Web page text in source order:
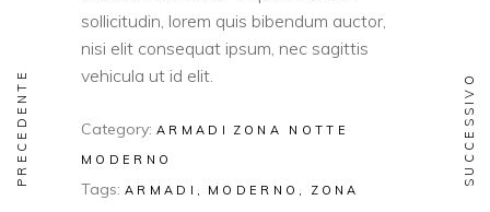
sollicitudin, lorem quis bibendum auctor,
nisi elit consequat ipsum, nec sagittis
vehicula ut id elit.
Category: ARMADI
ZONA NOTTE
MODERNO
Tags: ARMADI MODERNO
ZONA
PRECEDENTE SUCCESSIVO